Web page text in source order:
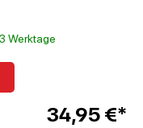
Werktage
34,95 €*